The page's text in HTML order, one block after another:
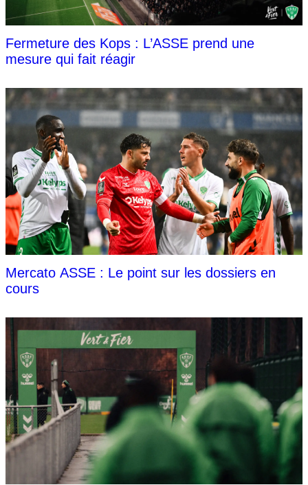
Fermeture des Kops : L’ASSE prend une
mesure qui fait réagir
Mercato ASSE : Le point sur les dossiers en
cours